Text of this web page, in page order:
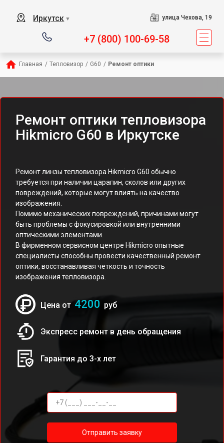
Иркутск ▼ улица Чехова, 19
+7 (800) 100-69-58
Главная / Тепловизор / G60 / Ремонт оптики
Ремонт оптики тепловизора
Hikmicro G60 в Иркутске
Ремонт линзы тепловизора Hikmicro G60 обычно
требуется при наличии царапин, сколов или других
повреждений, которые могут влиять на качество
изображения.
Помимо механических повреждений, причинами могут
быть проблемы с фокусировкой или внутренними
оптическими элементами.
В фирменном сервисном центре Hikmicro опытные
специалисты способны провести качественный ремонт
оптики, восстанавливая четкость и точность
изображения тепловизора.
Цена от 4200 руб
Экспресс ремонт в день обращения
Гарантия до 3-х лет
Отправить заявку